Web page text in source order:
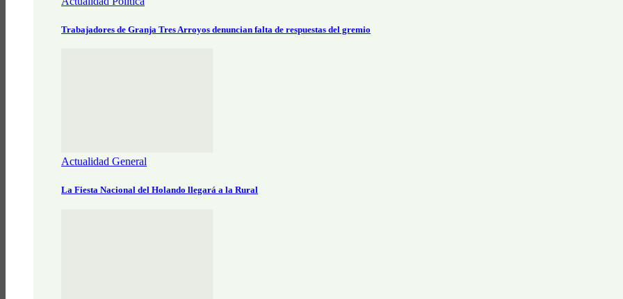
Trabajadores de Granja Tres Arroyos denuncian falta de respuestas del gremio
Actualidad General
La Fiesta Nacional del Holando llegará a la Rural